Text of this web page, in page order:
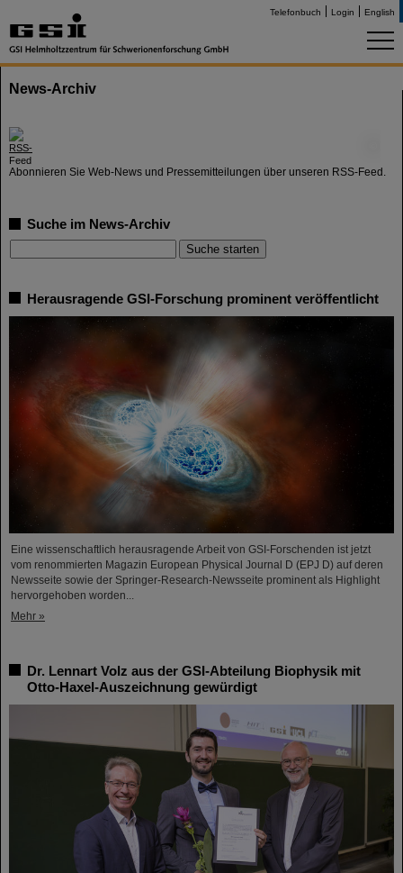
Telefonbuch Login English
News-Archiv
Abonnieren Sie Web-News und Pressemitteilungen über unseren RSS-Feed.
Suche im News-Archiv
Herausragende GSI-Forschung prominent veröffentlicht
Eine wissenschaftlich herausragende Arbeit von GSI-Forschenden ist jetzt
vom renommierten Magazin European Physical Journal D (EPJ D) auf deren
Newsseite sowie der Springer-Research-Newsseite prominent als Highlight
hervorgehoben worden...
Mehr »
Dr. Lennart Volz aus der GSI-Abteilung Biophysik mit
Otto-Haxel-Auszeichnung gewürdigt